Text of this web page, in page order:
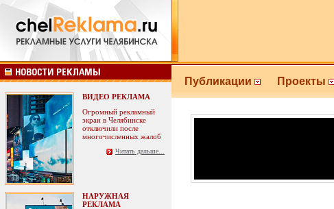
ВИДЕО РЕКЛАМА
Огромный рекламный
экран в Челябинске
отключили после
многочисленных жалоб
Читать дальше...
НАРУЖНАЯ
РЕКЛАМА
Публикации Проекты